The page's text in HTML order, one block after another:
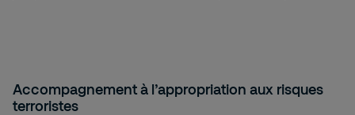
Accompagnement à l’appropriation aux risques
terroristes